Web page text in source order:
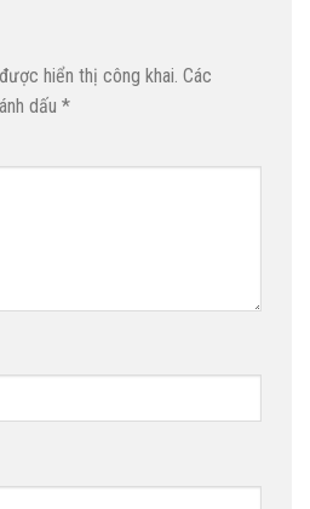
hiển thị công khai. Các
dấu *